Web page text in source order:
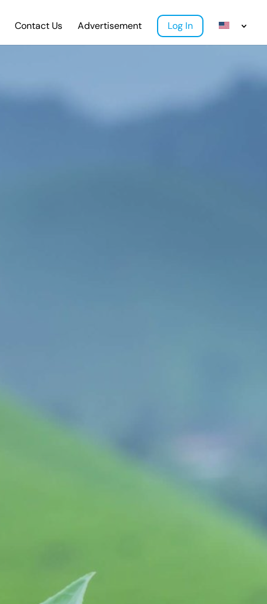
Contact Us Advertisement Log In